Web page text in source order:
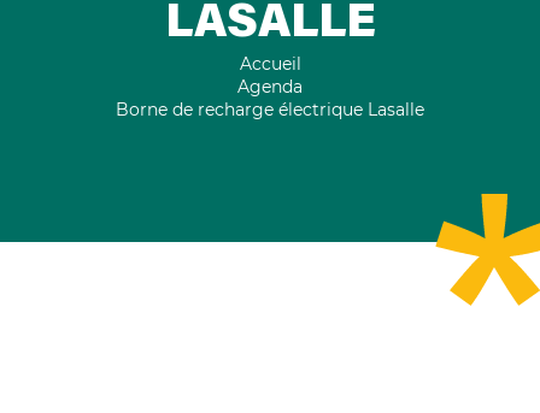
LASALLE
Accueil
Agenda
Borne de recharge électrique Lasalle